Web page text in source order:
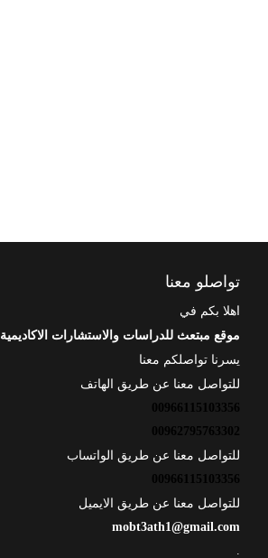
تواصلو معنا
اهلا بكم في
موقع مبتعث للدراسات والاستشارات الاكاديمية
يسرنا تواصلكم معنا
للتواصل معنا عن طريق الهاتف
00966115103356
00962795763302
للتواصل معنا عن طريق الواتساب
00966115103356
للتواصل معنا عن طريق الايميل
mobt3ath1@gmail.com